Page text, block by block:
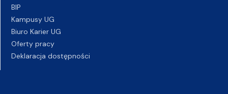
BIP
Kampusy UG
Biuro Karier UG
Oferty pracy
Deklaracja dostępności